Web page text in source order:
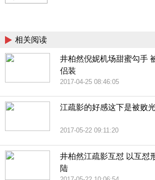
相关阅读
井柏然倪妮机场甜蜜勾手
侣装
2017-04-25 08:46:05
江疏影的好感这下是被败
2017-05-22 09:11:20
井柏然江疏影互怼 以互怼
陆